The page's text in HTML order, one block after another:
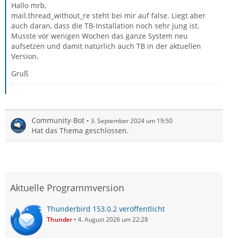
Hallo mrb,
mail.thread_without_re steht bei mir auf false. Liegt aber
auch daran, dass die TB-Installation noch sehr jung ist.
Musste vor wenigen Wochen das ganze System neu
aufsetzen und damit natürlich auch TB in der aktuellen
Version.
Gruß
Community-Bot 3. September 2024 um 19:50
Hat das Thema geschlossen.
Aktuelle Programmversion
Thunderbird 153.0.2 veröffentlicht
Thunder 4. August 2026 um 22:28